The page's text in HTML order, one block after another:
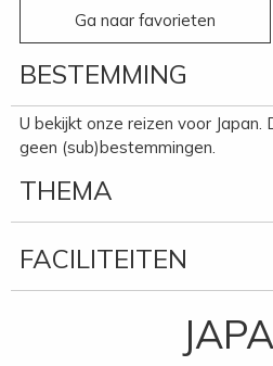
Ga naar favorieten
BESTEMMING
U bekijkt onze reizen voor
geen (sub)bestemmingen.
THEMA
FACILITEITEN